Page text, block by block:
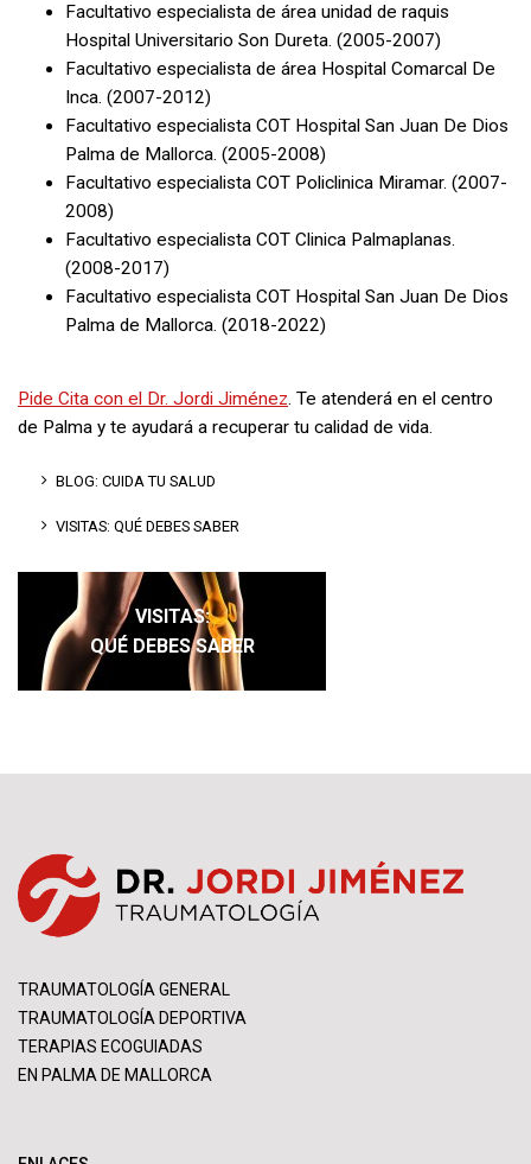
BLOG: CUIDA TU SALUD
VISITAS: QUÉ DEBES SABER
VISITAS:
QUÉ DEBES SABER
Facultativo especialista de área unidad de raquis
Hospital Universitario Son Dureta. (2005-2007)
Facultativo especialista de área Hospital Comarcal De
Inca. (2007-2012)
Facultativo especialista COT Hospital San Juan De Dios
Palma de Mallorca. (2005-2008)
Facultativo especialista COT Policlinica Miramar. (2007-
2008)
Facultativo especialista COT Clinica Palmaplanas.
(2008-2017)
Facultativo especialista COT Hospital San Juan De Dios
Palma de Mallorca. (2018-2022)
Pide Cita con el Dr. Jordi Jiménez. Te atenderá en el centro
de Palma y te ayudará a recuperar tu calidad de vida.
TRAUMATOLOGÍA GENERAL
TRAUMATOLOGÍA DEPORTIVA
TERAPIAS ECOGUIADAS
EN PALMA DE MALLORCA